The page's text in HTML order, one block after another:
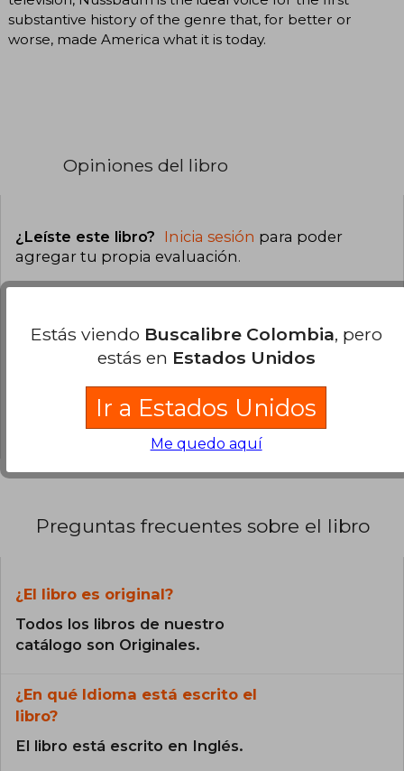
substantive history of the genre that, for better or
worse, made America what it is today.
Opiniones del libro
¿Leíste este libro? Inicia sesión para poder
agregar tu propia evaluación.
0% (0)
0% (0)
0% (0)
0% (0)
Preguntas frecuentes sobre el libro
¿El libro es original?
Todos los libros de nuestro
catálogo son Originales.
¿En qué Idioma está escrito el
libro?
El libro está escrito en Inglés.
Estás viendo Buscalibre Colombia, pero
estás en Estados Unidos
Ir a Estados Unidos
Me quedo aquí